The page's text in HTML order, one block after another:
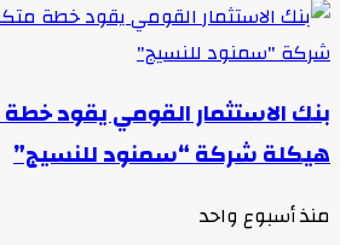
بنك الاستثمار القومي يقود خطة
هيكلة شركة “سمنود للنسيج”
منذ أسبوع واحد